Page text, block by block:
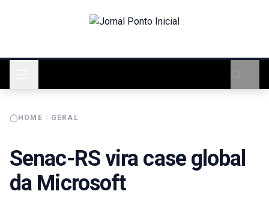
HOME GERAL
Senac-RS vira case global
da Microsoft